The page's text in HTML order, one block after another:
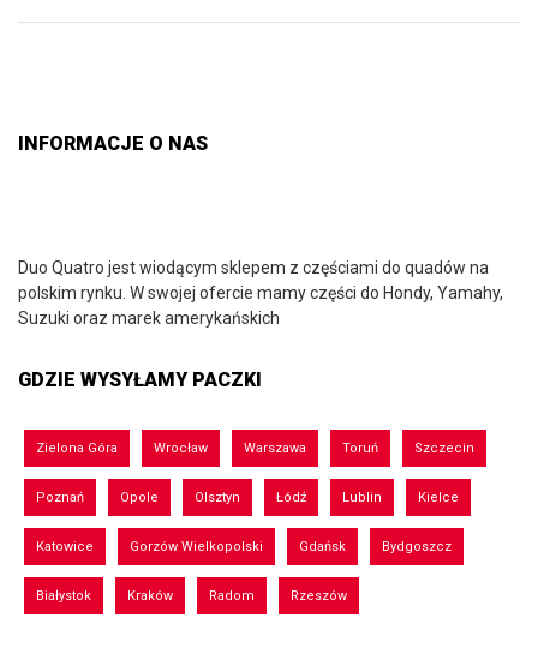
INFORMACJE O NAS
Duo Quatro jest wiodącym sklepem z częściami do quadów na
polskim rynku. W swojej ofercie mamy części do Hondy, Yamahy,
Suzuki oraz marek amerykańskich
GDZIE WYSYŁAMY PACZKI
Zielona Góra Wrocław Warszawa Toruń Szczecin
Poznań Opole Olsztyn Łódź Lublin Kielce
Katowice Gorzów Wielkopolski Gdańsk Bydgoszcz
Białystok Kraków Radom Rzeszów